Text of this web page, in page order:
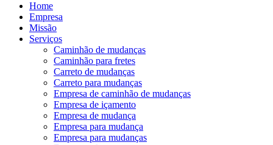
Home
Empresa
Missão
Serviços
Caminhão de mudanças
Caminhão para fretes
Carreto de mudanças
Carreto para mudanças
Empresa de caminhão de mudanças
Empresa de içamento
Empresa de mudança
Empresa para mudança
Empresa para mudanças